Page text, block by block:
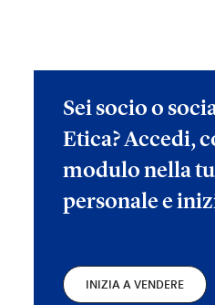
Sei socio o
Etica? Accedi,
modulo nella
personale e
INIZIA A VENDERE